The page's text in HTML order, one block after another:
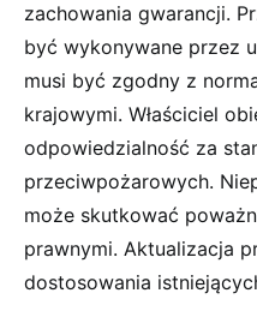
zachowania gwarancji.
być wykonywane przez
musi być zgodny z
krajowymi. Właściciel
odpowiedzialność za
przeciwpożarowych.
może skutkować
prawnymi. Aktualizacja
dostosowania